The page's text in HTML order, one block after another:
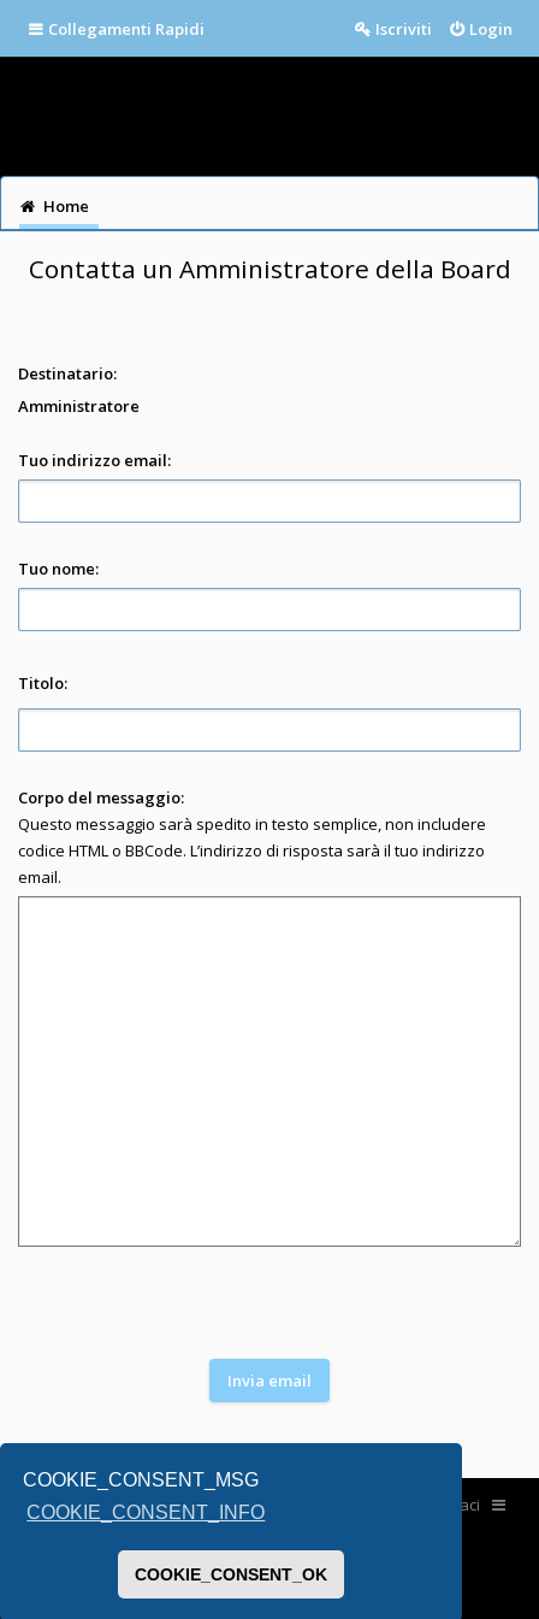
COOKIE_CONSENT_MSG
COOKIE_CONSENT_INFO
COOKIE_CONSENT_OK
Collegamenti Rapidi Login
Iscriviti
Home
Contatta un Amministratore della Board
Destinatario:
Amministratore
Tuo indirizzo email:
Tuo nome:
Titolo:
Corpo del messaggio:
Questo messaggio sarà spedito in testo semplice, non includere
codice HTML o BBCode. L’indirizzo di risposta sarà il tuo indirizzo
email.
Home Contattaci